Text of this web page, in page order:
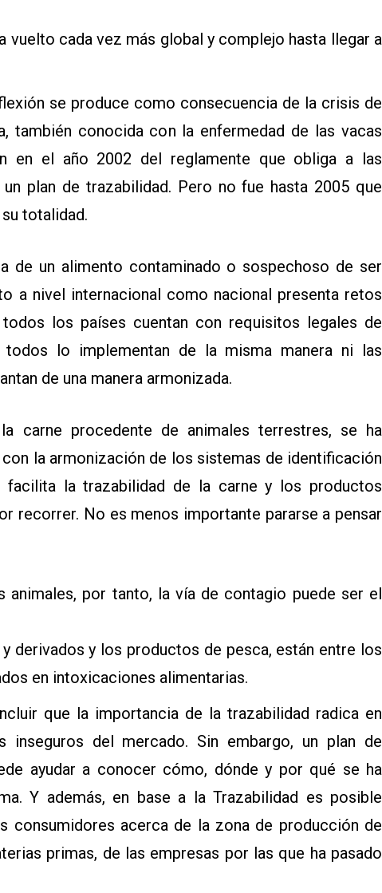
vuelto cada vez más global y complejo hasta llegar a
se produce como consecuencia de la crisis de
también conocida con la enfermedad de las vacas
en el año 2002 del reglamente que obliga a las
plan de trazabilidad. Pero no fue hasta 2005 que
totalidad.
de un alimento contaminado o sospechoso de ser
a nivel internacional como nacional presenta retos
los países cuentan con requisitos legales de
lo implementan de la misma manera ni las
de una manera armonizada.
carne procedente de animales terrestres, se ha
la armonización de los sistemas de identificación
facilita la trazabilidad de la carne y los productos
recorrer. No es menos importante pararse a pensar
animales, por tanto, la vía de contagio puede ser el
derivados y los productos de pesca, están entre los
en intoxicaciones alimentarias.
que la importancia de la trazabilidad radica en
inseguros del mercado. Sin embargo, un plan de
ayudar a conocer cómo, dónde y por qué se ha
Y además, en base a la Trazabilidad es posible
consumidores acerca de la zona de producción de
primas, de las empresas por las que ha pasado